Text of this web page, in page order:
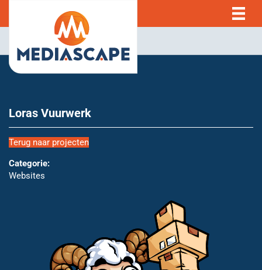
Loras Vuurwerk
Terug naar projecten
Categorie:
Websites